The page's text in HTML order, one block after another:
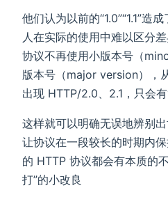
他们认为以前的“1.0”“1.1”造
人在实际的使用中难以区分
协议不再使用小版本号（
版本号（major version），
出现 HTTP/2.0、2.1，只会
这样就可以明确无误地辨别出
让协议在一段较长的时期内
的 HTTP 协议都会有本质的
打”的小改良